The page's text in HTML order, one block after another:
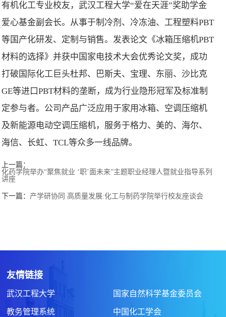
有机化工专业校友，武汉工程大学“爱在天涯”奖助学金
爱心基金副会长。从事于制冷剂、冷冻油、工程塑料PBT
等国产化研发、定制与销售。发表论文《冰箱压缩机PBT
材料的选择》并获中国家电技术大会优秀论文奖，成功
打破国际化工巨头杜邦、巴斯夫、宝理、东丽、沙比克
GE等进口PBT材料的垄断，成为行业隐形冠军及标准制
定参与者。公司产品广泛应用于家用冰箱、空调压缩机
及新能源电动空调压缩机，服务于格力、美的、海尔、
海信、长虹、TCL等众多一线品牌。
上一篇：
化药学院举办“聚焦就业 ‘职’面未来”主题职业经理人暨就业指导系列
讲座
下一篇： 产学研协同 高质量发展:化工与制药学院举行校友座谈会
友情链接
武汉工程大学 国家自然科学基金委员会
教务管理系统 中国化工学会